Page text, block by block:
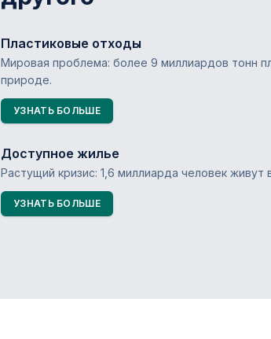
Пластиковые отходы
Мировая проблема: более 9 миллиардов тонн
природе.
УЗНАТЬ БОЛЬШЕ
Доступное жилье
Растущий кризис: 1,6 миллиарда человек
УЗНАТЬ БОЛЬШЕ